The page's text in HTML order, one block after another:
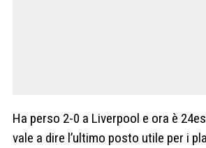
Ha perso 2-0 a Liverpool e ora è
vale a dire l’ultimo posto utile per i